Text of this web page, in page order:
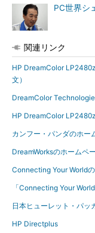
PC世界シ
関連リンク
HP DreamColor
文）
DreamColor
HP DreamColor
カンフー・パンダのホー
DreamWorksのホームペ
Connecting Your Worldの
「Connecting Your
日本ヒューレット・パッ
HP Directplus